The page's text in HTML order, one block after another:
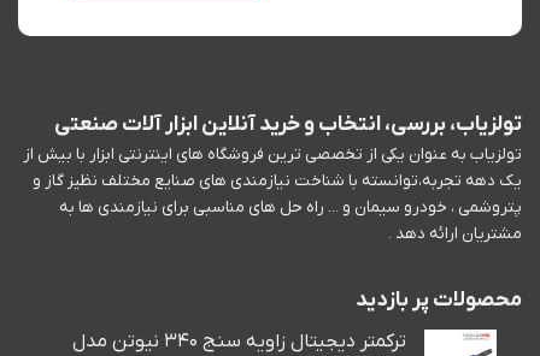
تولزیاب، بررسی، انتخاب و خرید آنلاین ابزار آلات صنعتی
تولزیاب به عنوان یکی از تخصصی ترین فروشگاه های اینترنتی ابزار با بیش از
یک دهه تجربه،توانسته با شناخت نیازمندی های صنایع مختلف نظیز گاز و
پتروشمی ، خودرو سیمان و ... راه حل های مناسبی برای نیازمندی ها به
مشتریان ارائه دهد .
محصولات پر بازدید
ترکمتر دیجیتال زاویه سنج 340 نیوتن مدل